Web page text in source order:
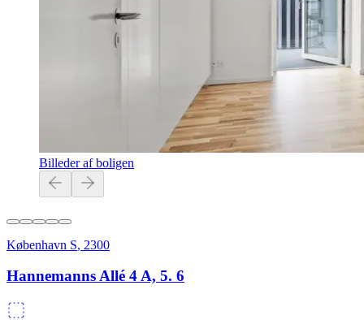
Billeder af boligen
København S, 2300
Hannemanns Allé 4 A, 5. 6